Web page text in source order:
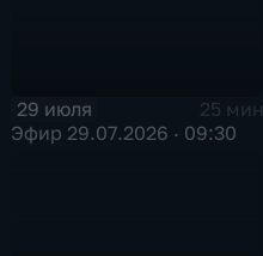
29 июля
25 мин
Эфир 29.07.2026 · 09:30